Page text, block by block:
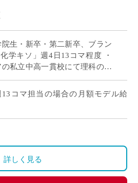
院生・新卒・第二新卒、ブラン
学キソ」週4日13コマ程度 ・
私立中高一貫校にて理科の非
13コマ担当の場合の月額モデル給
詳しく見る